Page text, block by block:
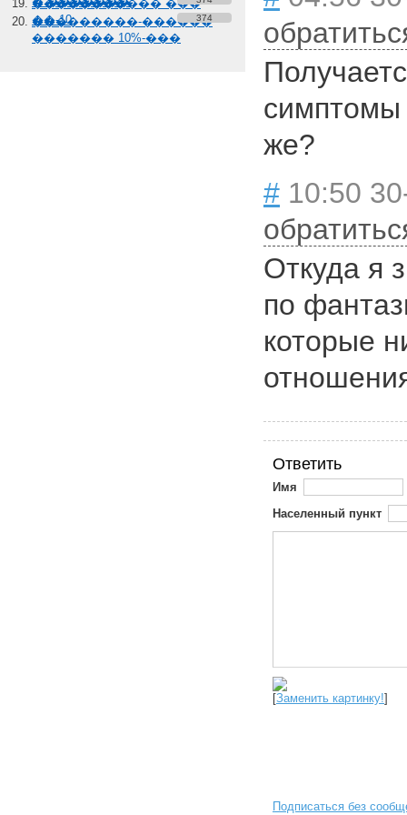
����������� ���
��-10
���������-������
������� 10%-���
374
симптомы
же?
# 10:50
Откуда я
по
которые
Ответить
Имя
Населенный пункт
[Заменить картинку!]
Подписаться без